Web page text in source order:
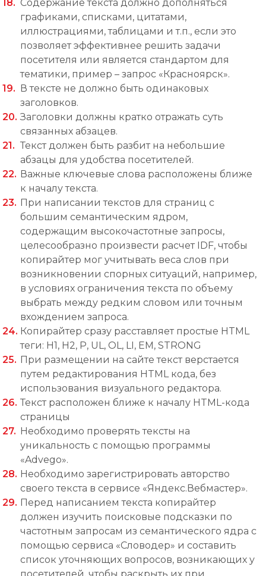
Содержание текста должно дополняться
графиками, списками, цитатами,
иллюстрациями, таблицами и т.п., если это
позволяет эффективнее решить задачи
посетителя или является стандартом для
тематики, пример – запрос «Красноярск».
В тексте не должно быть одинаковых
заголовков.
Заголовки должны кратко отражать суть
связанных абзацев.
Текст должен быть разбит на небольшие
абзацы для удобства посетителей.
Важные ключевые слова расположены ближе
к началу текста.
При написании текстов для страниц с
большим семантическим ядром,
содержащим высокочастотные запросы,
целесообразно произвести расчет IDF, чтобы
копирайтер мог учитывать веса слов при
возникновении спорных ситуаций, например,
в условиях ограничения текста по объему
выбрать между редким словом или точным
вхождением запроса.
Копирайтер сразу расставляет простые HTML
теги: H1, H2, P, UL, OL, LI, EM, STRONG
При размещении на сайте текст верстается
путем редактирования HTML кода, без
использования визуального редактора.
Текст расположен ближе к началу HTML-кода
страницы
Необходимо проверять тексты на
уникальность с помощью программы
«Advego».
Необходимо зарегистрировать авторство
своего текста в сервисе «Яндекс.Вебмастер».
Перед написанием текста копирайтер
должен изучить поисковые подсказки по
частотным запросам из семантического ядра с
помощью сервиса «Словодер» и составить
список уточняющих вопросов, возникающих у